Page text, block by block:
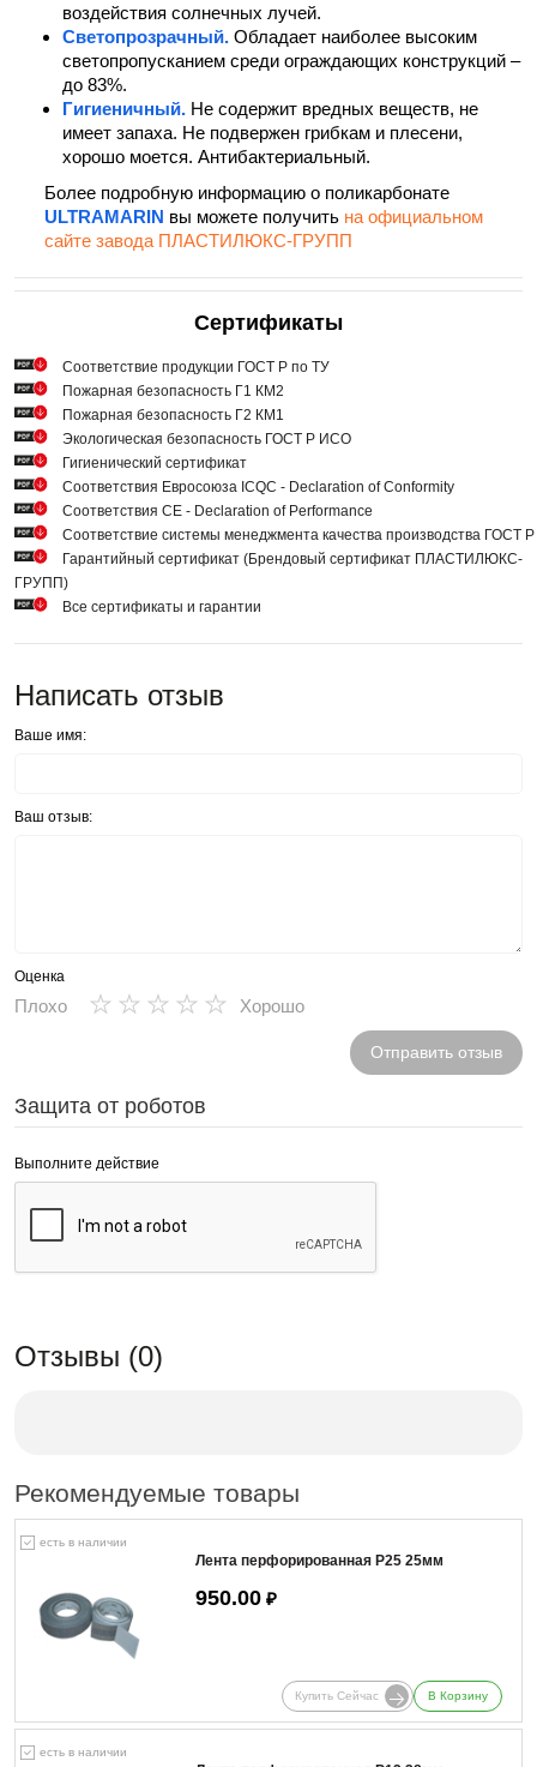
воздействия солнечных лучей.
Светопрозрачный. Обладает наиболее высоким
светопропусканием среди ограждающих конструкций –
до 83%.
Гигиеничный. Не содержит вредных веществ, не
имеет запаха. Не подвержен грибкам и плесени,
хорошо моется. Антибактериальный.
Более подробную информацию о поликарбонате
ULTRAMARIN вы можете получить на официальном
сайте завода ПЛАСТИЛЮКС-ГРУПП
Сертификаты
Cоответствие продукции ГОСТ Р по ТУ
Пожарная безопасность Г1 КМ2
Пожарная безопасность Г2 КМ1
Экологическая безопасность ГОСТ Р ИСО
Гигиенический сертификат
Соответствия Евросоюза ICQC - Declaration of Conformity
Соответствия СЕ - Declaration of Performance
Соответствие системы менеджмента качества производства ГОСТ
Гарантийный сертификат (Брендовый сертификат ПЛАСТИЛЮКС-
ГРУПП)
Все сертификаты и гарантии
Написать отзыв
Ваше имя:
Ваш отзыв:
Оценка
Плохо ★
★
★
★
★ Хорошо
Отправить отзыв
Защита от роботов
Выполните действие
Отзывы (0)
Рекомендуемые товары
есть в наличии
Лента перфорированная Р25 25мм
950.00 ₽
Купить Сейчас В Корзину
есть в наличии